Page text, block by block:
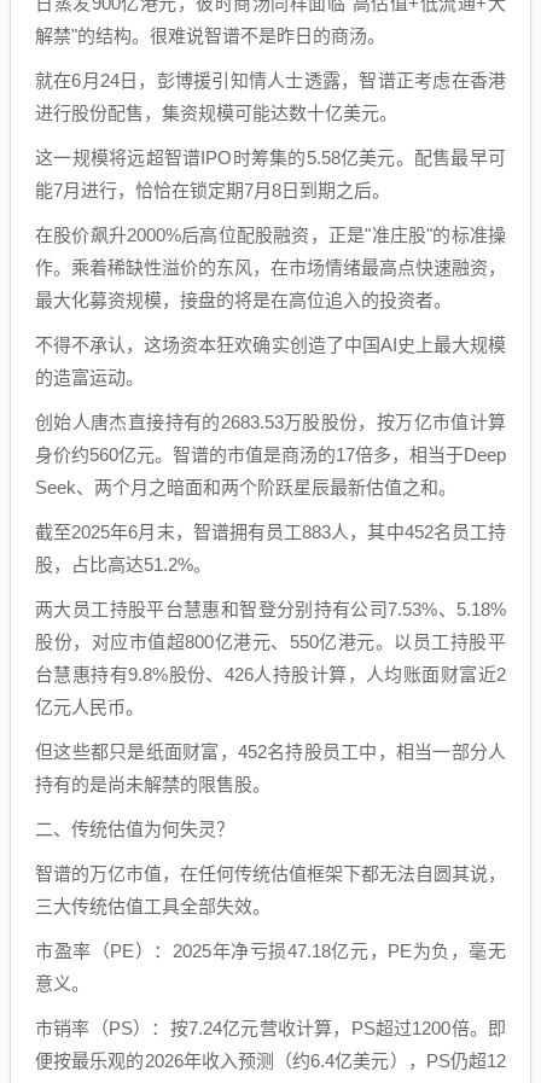
解禁"的结构。很难说智谱不是昨日的商汤。
就在6月24日，彭博援引知情人士透露，智谱正考虑在香港
进行股份配售，集资规模可能达数十亿美元。
这一规模将远超智谱IPO时筹集的5.58亿美元。配售最早可
能7月进行，恰恰在锁定期7月8日到期之后。
在股价飙升2000%后高位配股融资，正是"准庄股"的标准操
作。乘着稀缺性溢价的东风，在市场情绪最高点快速融资，
最大化募资规模，接盘的将是在高位追入的投资者。
不得不承认，这场资本狂欢确实创造了中国AI史上最大规模
的造富运动。
创始人唐杰直接持有的2683.53万股股份，按万亿市值计算
身价约560亿元。智谱的市值是商汤的17倍多，相当于Deep
Seek、两个月之暗面和两个阶跃星辰最新估值之和。
截至2025年6月末，智谱拥有员工883人，其中452名员工持
股，占比高达51.2%。
两大员工持股平台慧惠和智登分别持有公司7.53%、5.18%
股份，对应市值超800亿港元、550亿港元。以员工持股平
台慧惠持有9.8%股份、426人持股计算，人均账面财富近2
亿元人民币。
但这些都只是纸面财富，452名持股员工中，相当一部分人
持有的是尚未解禁的限售股。
二、传统估值为何失灵？
智谱的万亿市值，在任何传统估值框架下都无法自圆其说，
三大传统估值工具全部失效。
市盈率（PE）：2025年净亏损47.18亿元，PE为负，毫无
意义。
市销率（PS）：按7.24亿元营收计算，PS超过1200倍。即
便按最乐观的2026年收入预测（约6.4亿美元），PS仍超12